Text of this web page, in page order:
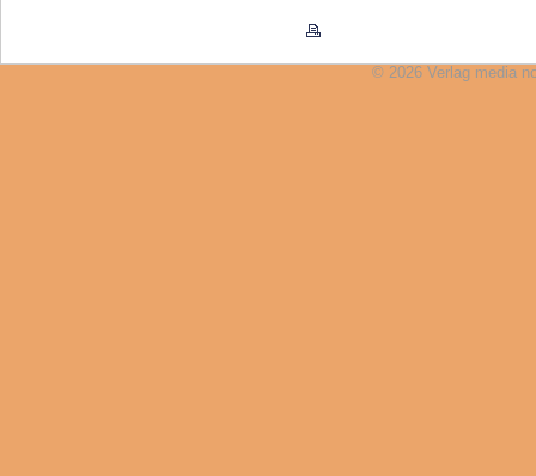
© 2026 Verlag media